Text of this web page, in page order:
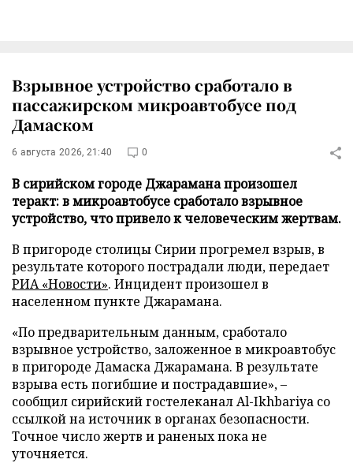
Взрывное устройство сработало в
пассажирском микроавтобусе под
Дамаском
6 августа 2026, 21:40 0
В сирийском городе Джарамана произошел
теракт: в микроавтобусе сработало взрывное
устройство, что привело к человеческим жертвам.
В пригороде столицы Сирии прогремел взрыв, в
результате которого пострадали люди, передает
РИА «Новости». Инцидент произошел в
населенном пункте Джарамана.
«По предварительным данным, сработало
взрывное устройство, заложенное в микроавтобус
в пригороде Дамаска Джарамана. В результате
взрыва есть погибшие и пострадавшие», –
сообщил сирийский гостелеканал Al-Ikhbariya со
ссылкой на источник в органах безопасности.
Точное число жертв и раненых пока не
уточняется.